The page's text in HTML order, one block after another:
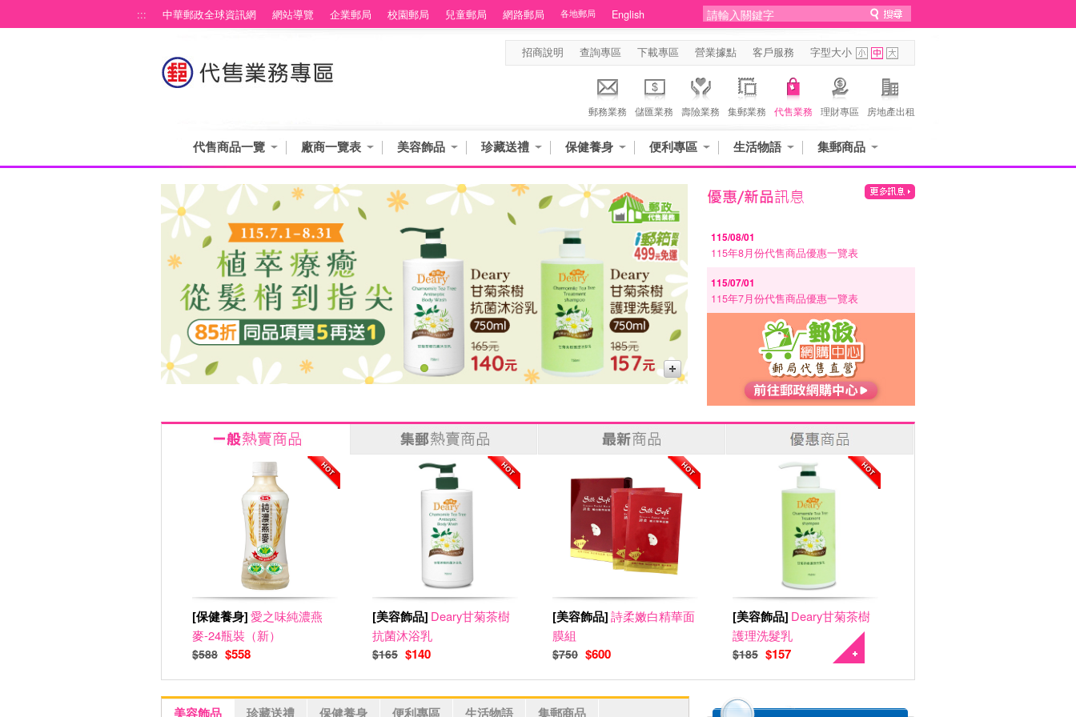
::: 中華郵政全球資訊網 網站導覽 企業郵局 校園郵局 兒童郵局 網路郵局 各地郵局 English
招商說明 查詢專區 下載專區 營業據點 客戶服務 字型大小
郵務業務 儲匯業務 壽險業務 集郵業務 代售業務 理財專區 房地產出租
代售商品一覽 廠商一覽表 美容飾品 珍藏送禮 保健養身 便利專區 生活物語 集郵商品
115/08/01
115年8月份代售商品優惠一覽表
115/07/01
115年7月份代售商品優惠一覽表
[保健養身]愛之味純濃燕
麥-24瓶裝（新）
$588 $558
[美容飾品] Deary甘菊茶樹
抗菌沐浴乳
$165 $140
[美容飾品]詩柔嫩白精華面
膜組
$750 $600
[美容飾品] Deary甘菊茶樹
護理洗髮乳
$185 $157
美容飾品 珍藏送禮 保健養身 便利專區 生活物語 集郵商品